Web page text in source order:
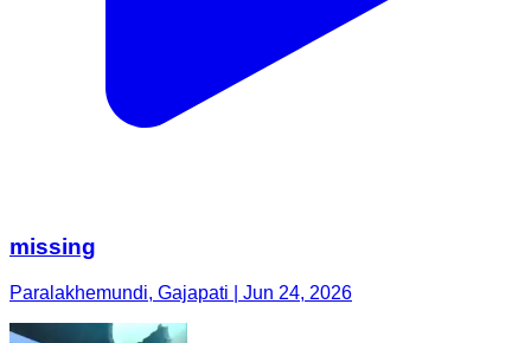
missing
Paralakhemundi, Gajapati | Jun 24, 2026